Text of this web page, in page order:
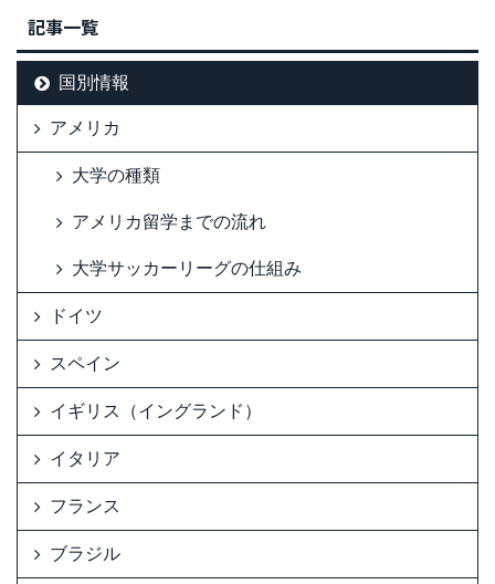
記事一覧
国別情報
アメリカ
大学の種類
アメリカ留学までの流れ
大学サッカーリーグの仕組み
ドイツ
スペイン
イギリス（イングランド）
イタリア
フランス
ブラジル